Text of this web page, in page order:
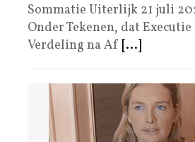
Sommatie Uiterlijk 21 juli
Onder Tekenen, dat
Verdeling na Af [...]